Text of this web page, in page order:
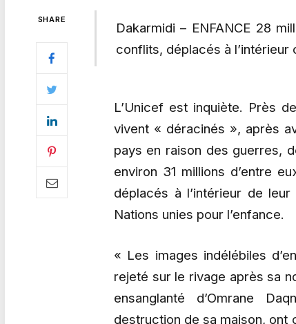
SHARE
Dakarmidi – ENFANCE 28
conflits, déplacés à
L’Unicef est inquiète. Près
vivent « déracinés », après
pays en raison des guerres,
environ 31 millions d’entre
déplacés à l’intérieur de
Nations unies pour l’enfance.
« Les images indélébiles
rejeté sur le rivage après sa
ensanglanté d’Omrane
destruction de sa maison, ont